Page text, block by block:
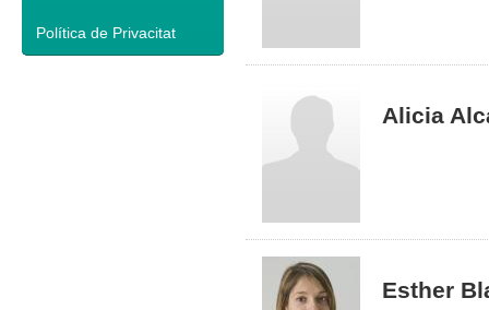
Política de Privacitat
Alicia
Esther